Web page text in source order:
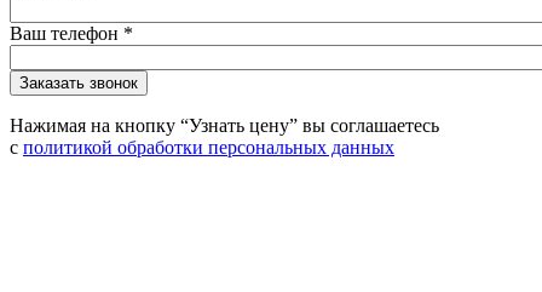
Ваш телефон *
Нажимая на кнопку “Узнать цену” вы соглашаетесь
с политикой обработки персональных данных